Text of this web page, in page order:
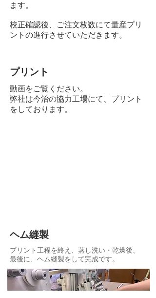
ます。
校正確認後、ご注文枚数にて量産プリ
ントの進行させていただきます。
​プリント
動画をご覧ください。
弊社は今治の協力工場にて、プリント
をしております。
ヘム縫製
プリント工程を終え、蒸し洗い・乾燥後、
最後に、ヘム縫製をして完成です。